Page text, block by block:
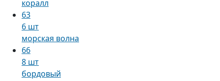
коралл
63
6 шт
морская волна
66
8 шт
бордовый